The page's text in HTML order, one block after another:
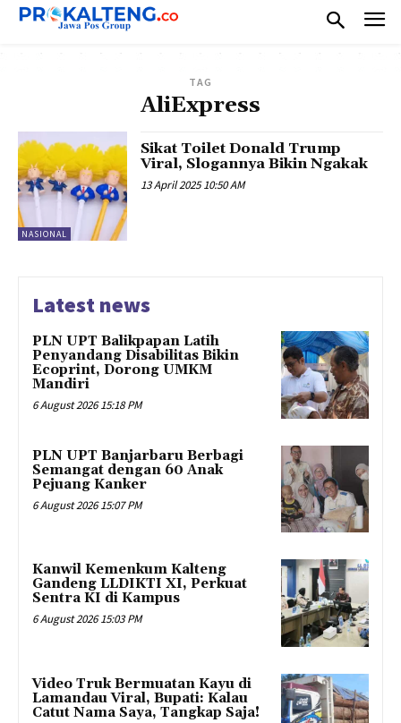
TAG
AliExpress
NASIONAL
Sikat Toilet Donald Trump
Viral, Slogannya Bikin Ngakak
13 April 2025 10:50 AM
Latest news
PLN UPT Balikpapan Latih
Penyandang Disabilitas Bikin
Ecoprint, Dorong UMKM
Mandiri
6 August 2026 15:18 PM
PLN UPT Banjarbaru Berbagi
Semangat dengan 60 Anak
Pejuang Kanker
6 August 2026 15:07 PM
Kanwil Kemenkum Kalteng
Gandeng LLDIKTI XI, Perkuat
Sentra KI di Kampus
6 August 2026 15:03 PM
Video Truk Bermuatan Kayu di
Lamandau Viral, Bupati: Kalau
Catut Nama Saya, Tangkap Saja!